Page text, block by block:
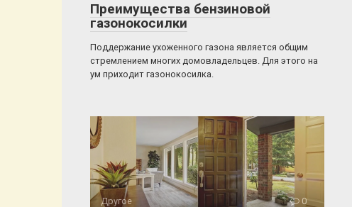
Преимущества бензиновой
газонокосилки
Поддержание ухоженного газона является общим
стремлением многих домовладельцев. Для этого на
ум приходит газонокосилка.
Другое 0